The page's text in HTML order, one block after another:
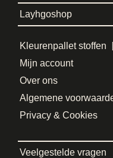
Layhgoshop
Kleurenpallet stoffen
Mijn account
Over ons
Algemene
Privacy & Cookies
Veelgestelde vragen